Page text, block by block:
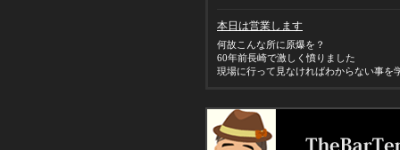
本日は営業します
何故こんな所に原爆を？
60年前長崎で激しく憤りました
現場に行って見なければわからない事を